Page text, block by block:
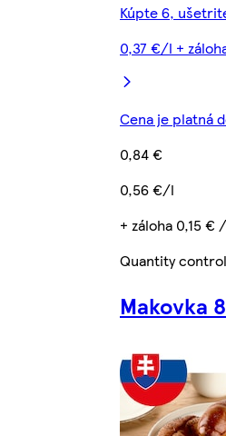
Kúpte 6,
0,37 €/l +
Cena je platná
0,84 €
0,56 €/l
+ záloha 0,15 €
Quantity
Makovka